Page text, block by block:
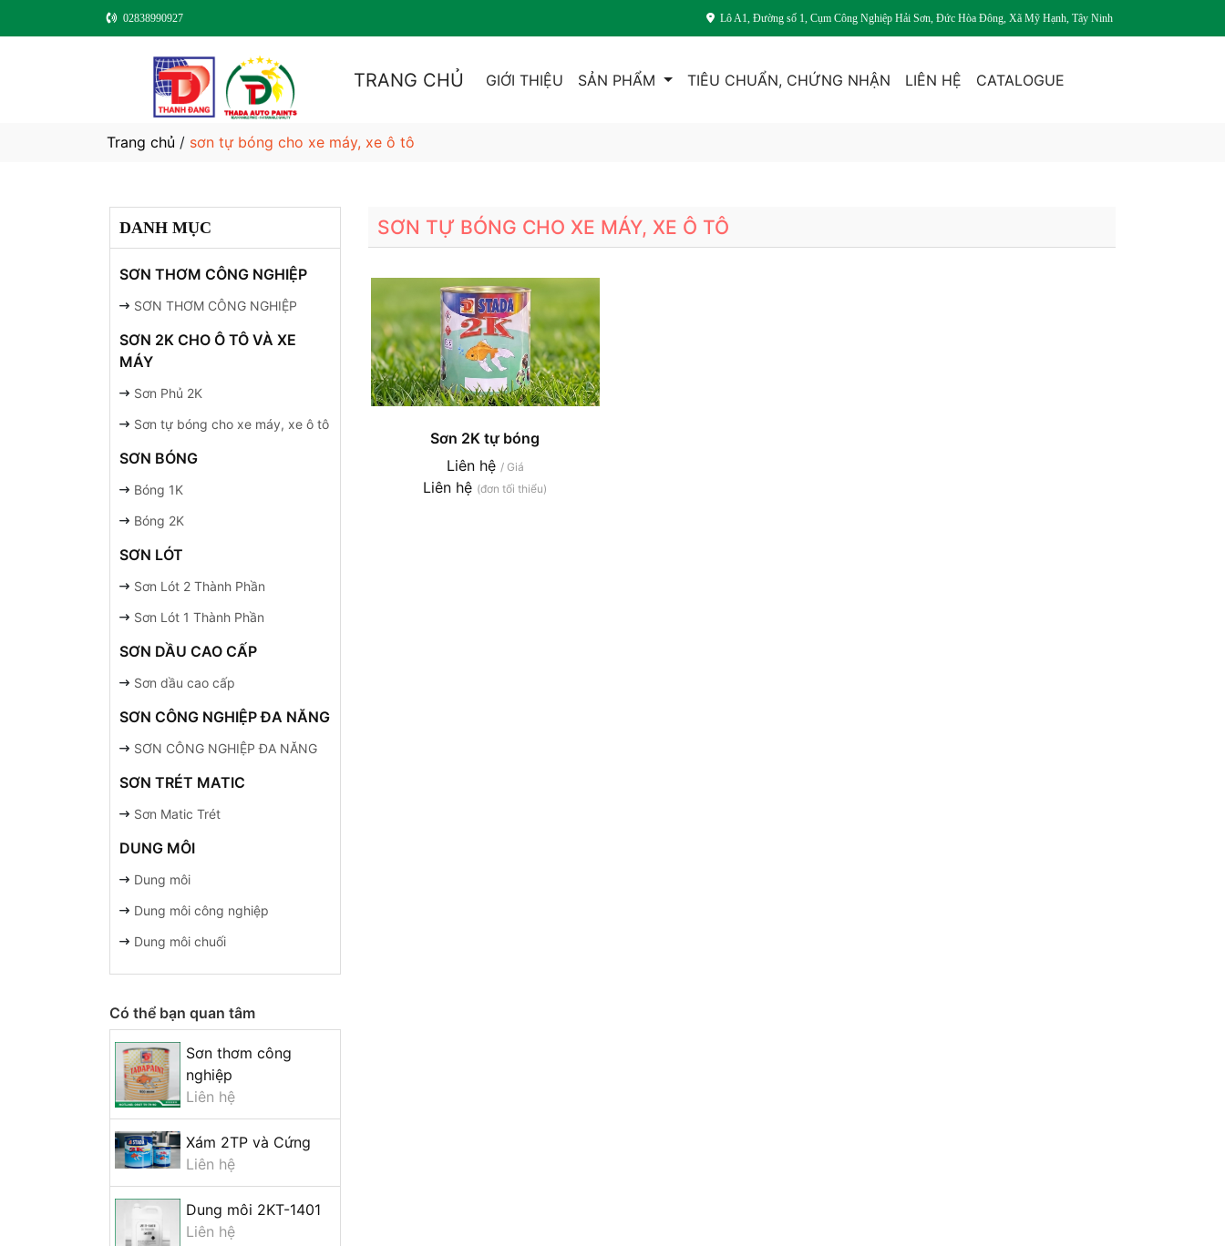
02838990927 Lô A1, Đường số 1, Cụm Công Nghiệp Hải Sơn, Đức Hòa Đông, Xã Mỹ Hạnh, Tây Ninh
TRANG CHỦ GIỚI THIỆU SẢN PHẨM TIÊU CHUẨN, CHỨNG NHẬN LIÊN HỆ CATALOGUE
Trang chủ / sơn tự bóng cho xe máy, xe ô tô
DANH MỤC
SƠN THƠM CÔNG NGHIỆP
SƠN THƠM CÔNG NGHIỆP
SƠN 2K CHO Ô TÔ VÀ XE
MÁY
Sơn Phủ 2K
Sơn tự bóng cho xe máy, xe ô tô
SƠN BÓNG
Bóng 1K
Bóng 2K
SƠN LÓT
Sơn Lót 2 Thành Phần
Sơn Lót 1 Thành Phần
SƠN DẦU CAO CẤP
Sơn dầu cao cấp
SƠN CÔNG NGHIỆP ĐA NĂNG
SƠN CÔNG NGHIỆP ĐA NĂNG
SƠN TRÉT MATIC
Sơn Matic Trét
DUNG MÔI
Dung môi
Dung môi công nghiệp
Dung môi chuối
Có thể bạn quan tâm
Sơn thơm công
nghiệp
Liên hệ
Xám 2TP và Cứng
Liên hệ
Dung môi 2KT-1401
Liên hệ
SƠN TỰ BÓNG CHO XE MÁY, XE Ô TÔ
Sơn 2K tự bóng
Liên hệ / Giá
Liên hệ (đơn tối thiểu)